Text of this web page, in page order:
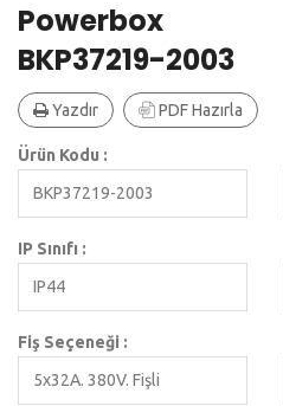
Powerbox
BKP37219-2003
Yazdır PDF Hazırla
Ürün Kodu :
BKP37219-2003
IP Sınıfı :
IP44
Fiş Seçeneği :
5x32A. 380V. Fişli